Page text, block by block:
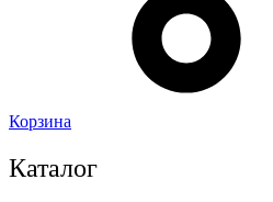
Корзина
Каталог